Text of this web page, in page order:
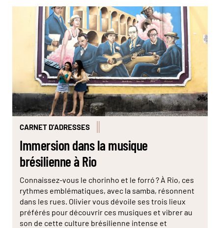
© Marta Nascimento/Réa
CARNET D'ADRESSES
Immersion dans la musique
brésilienne à Rio
Connaissez-vous le chorinho et le forró ? À Rio, ces
rythmes emblématiques, avec la samba, résonnent
dans les rues. Olivier vous dévoile ses trois lieux
préférés pour découvrir ces musiques et vibrer au
son de cette culture brésilienne intense et